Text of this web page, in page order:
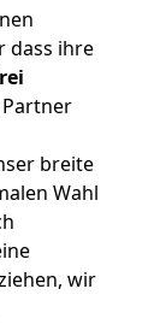
dass ihre
breite
Wahl
wir